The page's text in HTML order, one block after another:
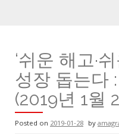
‘쉬운 해고·
성장 돕는다
(2019년 1월
Posted on 2019-01-28 by